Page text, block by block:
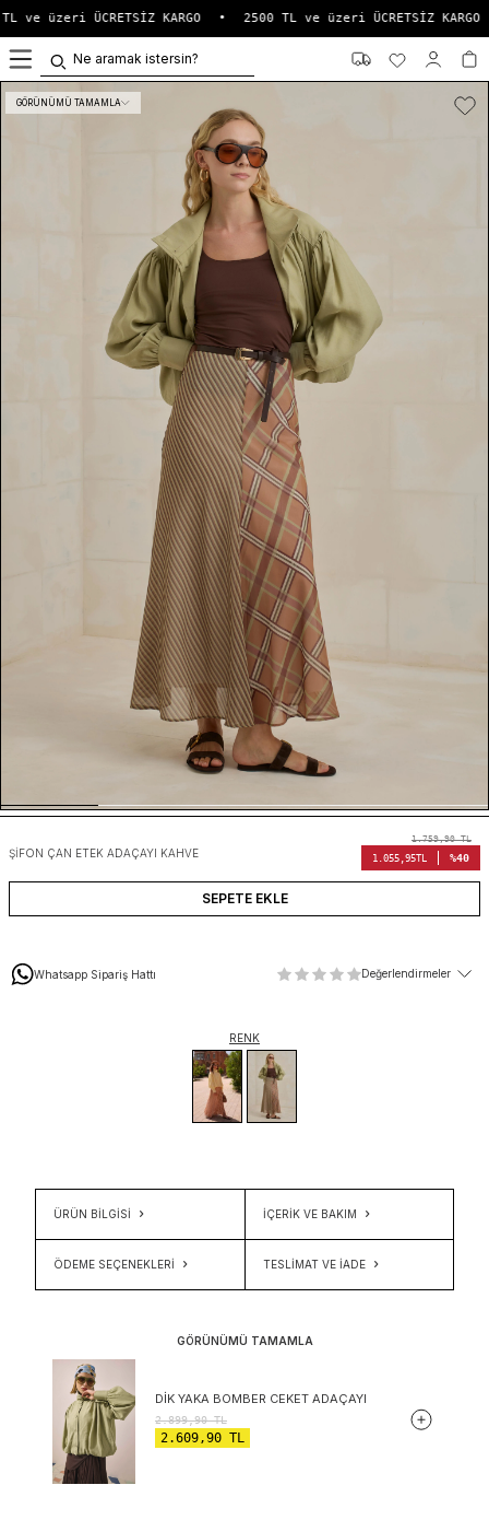
ve üzeri ÜCRETSİZ KARGO 2500 TL ve üzeri ÜCRETSİZ KARGO
GÖRÜNÜMÜ TAMAMLA
ŞIFON ÇAN ETEK ADAÇAYI KAHVE
1.759,90TL
1.055,95TL %40
SEPETE EKLE
Whatsapp Sipariş Hattı Değerlendirmeler
RENK
ÜRÜN BİLGİSİ İÇERIK VE BAKIM
ÖDEME SEÇENEKLERI TESLIMAT VE İADE
GÖRÜNÜMÜ TAMAMLA
DIK YAKA BOMBER CEKET ADAÇAYI
2.899,90TL
2.609,90 TL